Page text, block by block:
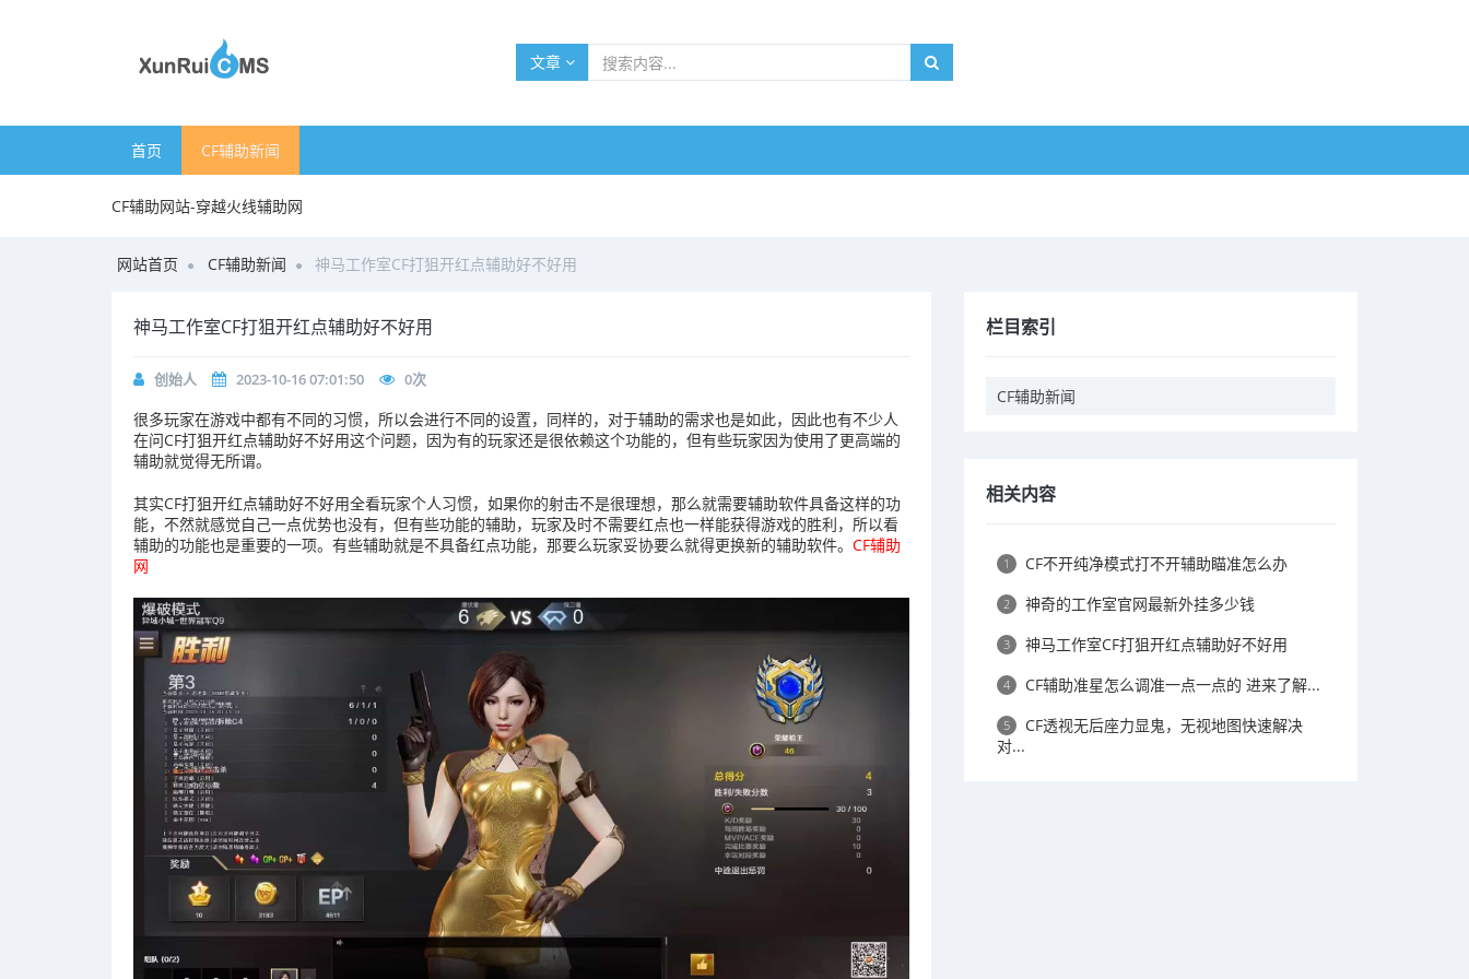
文章
首页 CF辅助新闻
CF辅助网站-穿越火线辅助网
网站首页 CF辅助新闻 神马工作室CF打狙开红点辅助好不好用
神马工作室CF打狙开红点辅助好不好用
创始人 2023-10-16 07:01:50 0次
很多玩家在游戏中都有不同的习惯，所以会进行不同的设置，同样的，对于辅助的需求也是如此，因此也有不少人
在问CF打狙开红点辅助好不好用这个问题，因为有的玩家还是很依赖这个功能的，但有些玩家因为使用了更高端的
辅助就觉得无所谓。
其实CF打狙开红点辅助好不好用全看玩家个人习惯，如果你的射击不是很理想，那么就需要辅助软件具备这样的功
能，不然就感觉自己一点优势也没有，但有些功能的辅助，玩家及时不需要红点也一样能获得游戏的胜利，所以看
辅助的功能也是重要的一项。有些辅助就是不具备红点功能，那要么玩家妥协要么就得更换新的辅助软件。 CF辅助
网
栏目索引
CF辅助新闻
相关内容
1 CF不开纯净模式打不开辅助瞄准怎么办
2 神奇的工作室官网最新外挂多少钱
3 神马工作室CF打狙开红点辅助好不好用
4 CF辅助准星怎么调准一点一点的 进来了解...
5
CF透视无后座力显鬼，无视地图快速解决
对...